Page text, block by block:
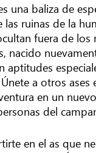
una baliza de
las ruinas de la
fuera de los
nacido
aptitudes
a otros ases
en un
del
en el as que